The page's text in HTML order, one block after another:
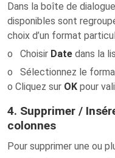
Dans la boîte de
disponibles sont
choix d’un format
o Choisir Date dans la
o Sélectionnez le
o Cliquez sur OK pour
4. Supprimer /
colonnes
Pour supprimer une ou